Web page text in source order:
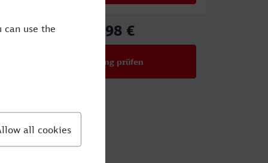
68,98 €
Verbindung prüfen